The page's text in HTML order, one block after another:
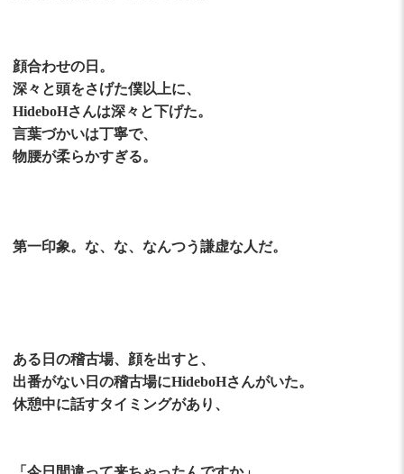
顔合わせの日。
深々と頭をさげた僕以上に、
HideboHさんは深々と下げた。
言葉づかいは丁寧で、
物腰が柔らかすぎる。
第一印象。な、な、なんつう謙虚な人だ。
ある日の稽古場、顔を出すと、
出番がない日の稽古場にHideboHさんがいた。
休憩中に話すタイミングがあり、